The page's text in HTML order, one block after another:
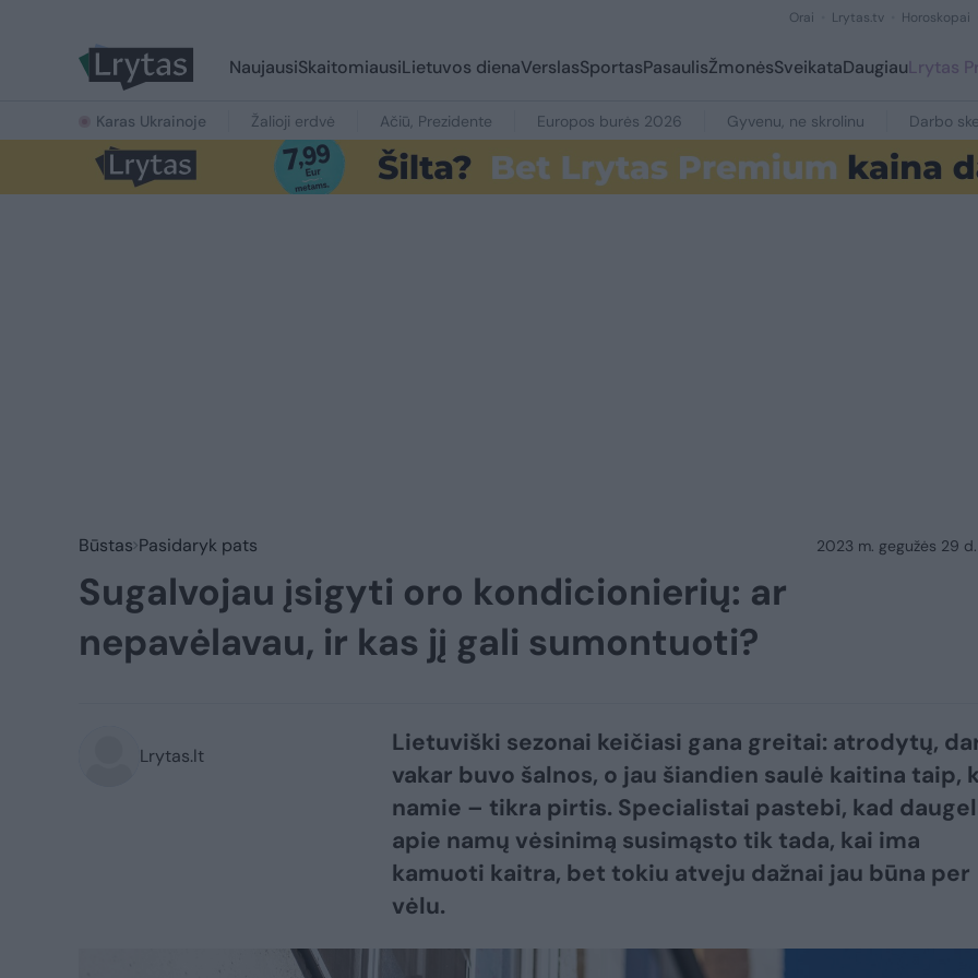
Orai Lrytas.tv Horoskopai
NaujausiSkaitomiausiLietuvos dienaVerslasSportasPasaulisŽmonėsSveikataDaugiauLrytas
Karas Ukrainoje Žalioji erdvė Ačiū, Prezidente Europos burės 2026 Gyvenu, ne skrolinu Darbo
Būstas Pasidaryk pats 2023 m. gegužės 29 d.
Sugalvojau įsigyti oro kondicionierių: ar
nepavėlavau, ir kas jį gali sumontuoti?
Lrytas.lt
Lietuviški sezonai keičiasi gana greitai: atrodytų,
vakar buvo šalnos, o jau šiandien saulė kaitina taip,
namie – tikra pirtis. Specialistai pastebi, kad
apie namų vėsinimą susimąsto tik tada, kai ima
kamuoti kaitra, bet tokiu atveju dažnai jau būna per
vėlu.